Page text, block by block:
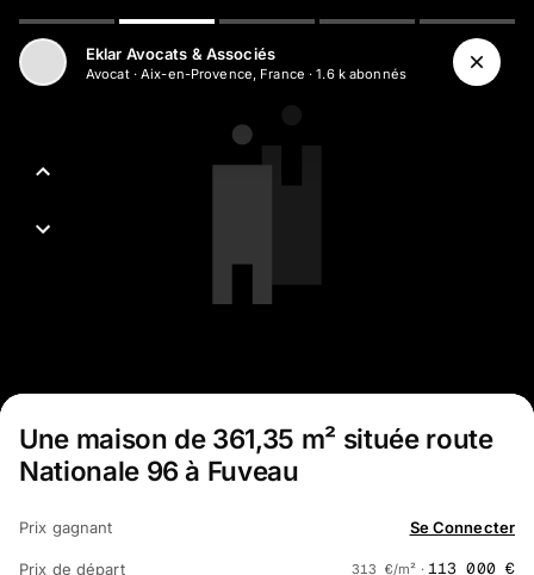
Eklar Avocats & Associés
Avocat·Aix-en-Provence, France ·1.6 kabonnés
Une maison de 361,35 m² située route
Nationale 96 à Fuveau
Prix gagnant Se Connecter
Prix de départ 313 €/m² · 113 000 €